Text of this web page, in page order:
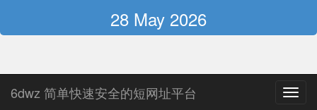
6dwz 简单快速安全的短网址平台
28 May 2026